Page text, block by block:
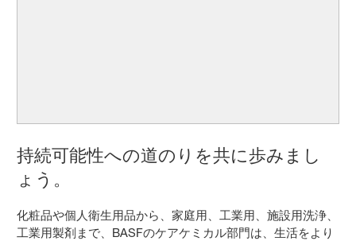
持続可能性への道のりを共に歩みまし
ょう。
化粧品や個人衛生用品から、家庭用、工業用、施設用洗浄、
工業用製剤まで、BASFのケアケミカル部門は、生活をより